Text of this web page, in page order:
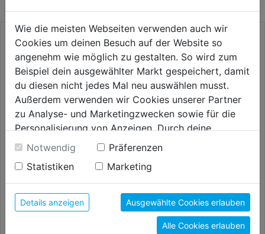
Druckluftschlauchset 10m
26,99€
Rilsan 10m DM 6x8mm
43,99€
Wie die meisten Webseiten verwenden auch wir
Cookies um deinen Besuch auf der Website so
angenehm wie möglich zu gestalten. So wird zum
Beispiel dein ausgewählter Markt gespeichert, damit
du diesen nicht jedes Mal neu auswählen musst.
Außerdem verwenden wir Cookies unserer Partner
zu Analyse- und Marketingzwecken sowie für die
Personalisierung von Anzeigen. Durch deine
Einwilligung werden die Daten von Drittanbieter,
unter anderem auch in den USA, verarbeitet.
Durch Klick auf "Alle Cookies erlauben" stimmst du
der Verwendung aller Cookies zu. Unter "Details
anzeigen" findest du alle Infos zu den
unterschiedlichen Cookies, unter "Cookies
Konfigurieren" kannst du auswählen, welche Cookies
Notwendig
Präferenzen
Statistiken
Marketing
Details anzeigen Ausgewählte Cookies erlauben
Alle Cookies erlauben